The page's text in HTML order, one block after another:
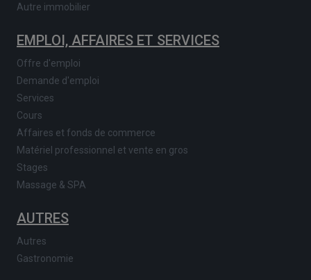
Autre immobilier
EMPLOI, AFFAIRES ET SERVICES
Offre d'emploi
Demande d'emploi
Services
Cours
Affaires et fonds de commerce
Matériel professionnel et vente en gros
Stages
Massage & SPA
AUTRES
Autres
Gastronomie